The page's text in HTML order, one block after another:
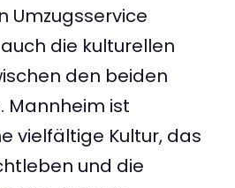
Umzugsservice
die kulturellen
den beiden
Mannheim ist
vielfältige Kultur, das
und die